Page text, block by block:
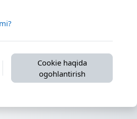
Cookie haqida
ogohlantirish